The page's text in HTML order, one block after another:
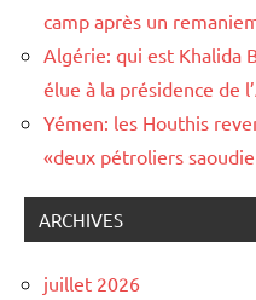
camp après un
Algérie: qui est Khalida
élue à la présidence de
Yémen: les Houthis
«deux pétroliers
ARCHIVES
juillet 2026